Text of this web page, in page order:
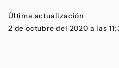
Última actualización
2 de octubre del 2020 a las